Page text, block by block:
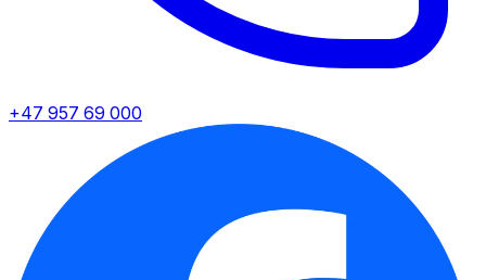
+47 957 69 000